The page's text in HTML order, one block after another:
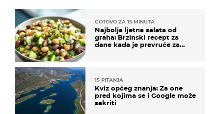
GOTOVO ZA 15 MINUTA
Najbolja ljetna salata od
graha: Brzinski recept za
dane kada je prevruće za
15 PITANJA
Kviz općeg znanja: Za one
pred kojima se i Google može
sakriti